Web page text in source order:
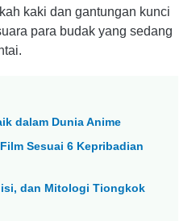
kaki dan gantungan kunci
para budak yang sedang
dalam Dunia Anime
Sesuai 6 Kepribadian
dan Mitologi Tiongkok